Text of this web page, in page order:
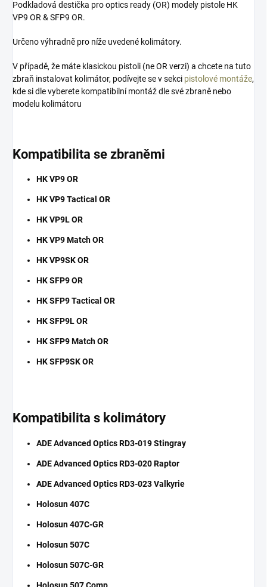
Podkladová destička pro optics ready (OR) modely pistole HK
VP9 OR & SFP9 OR.
Určeno výhradně pro níže uvedené kolimátory.
V případě, že máte klasickou pistoli (ne OR verzi) a chcete na tuto
zbraň instalovat kolimátor, podívejte se v sekci pistolové montáže,
kde si dle vyberete kompatibilní montáž dle své zbraně nebo
modelu kolimátoru
​Kompatibilita se zbraněmi
HK VP9 OR
HK VP9 Tactical OR
HK VP9L OR
HK VP9 Match OR
HK VP9SK OR
HK SFP9 OR
HK SFP9 Tactical OR
HK SFP9L OR
HK SFP9 Match OR
HK SFP9SK OR
Kompatibilita s kolimátory
ADE Advanced Optics RD3-019 Stingray
ADE Advanced Optics RD3-020 Raptor
ADE Advanced Optics RD3-023 Valkyrie
Holosun 407C
Holosun 407C-GR
Holosun 507C
Holosun 507C-GR
Holosun 507 Comp